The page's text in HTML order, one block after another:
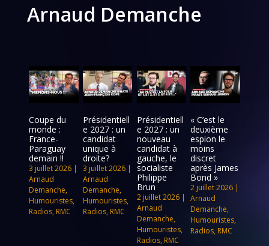
Arnaud Demanche
Coupe du
monde :
France-
Paraguay
demain !!
3 juillet 2026 |
Arnaud
Demanche,
Humouristes,
Radios, RMC
Présidentiell
e 2027 : un
candidat
unique à
droite?
3 juillet 2026|
Arnaud
Demanche,
Humouristes,
Radios, RMC
Présidentiell
e 2027 : un
nouveau
candidat à
gauche, le
socialiste
Philippe
Brun
2 juillet 2026|
Arnaud
Demanche,
Humouristes,
Radios, RMC
« C’est le
deuxième
espion le
moins
discret
après James
Bond »
2 juillet 2026 |
Arnaud
Demanche,
Humouristes,
Radios, RMC